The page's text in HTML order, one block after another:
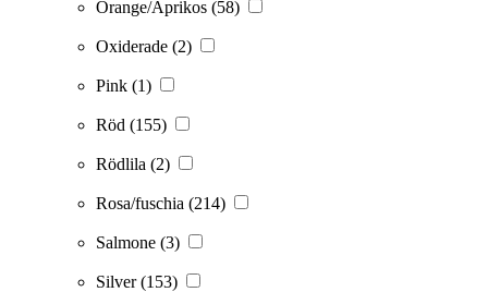
Orange/Aprikos (58)
Oxiderade (2)
Pink (1)
Röd (155)
Rödlila (2)
Rosa/fuschia (214)
Salmone (3)
Silver(153)